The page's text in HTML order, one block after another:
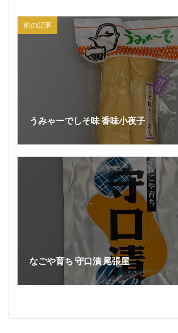
前の記事
うみゃーでしそ味 香味小夜子
なごや育ち 守口漬 尾張屋